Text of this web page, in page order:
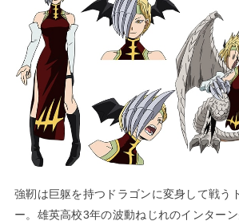
強靭は巨躯を持つドラゴンに変身して戦う
ー。雄英高校3年の波動ねじれのインターン